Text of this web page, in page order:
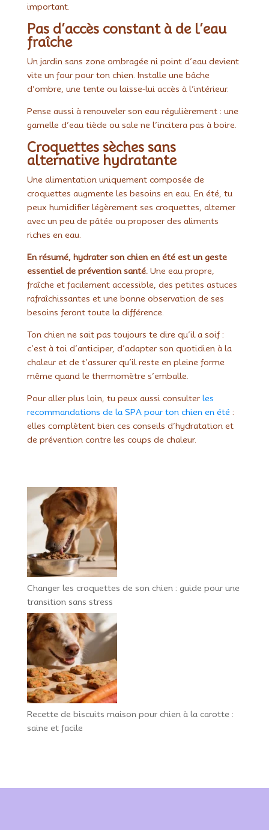
important.
Pas d’accès constant à de l’eau
fraîche
Un jardin sans zone ombragée ni point d’eau devient
vite un four pour ton chien. Installe une bâche
d’ombre, une tente ou laisse-lui accès à l’intérieur.
Pense aussi à renouveler son eau régulièrement : une
gamelle d’eau tiède ou sale ne l’incitera pas à boire.
Croquettes sèches sans
alternative hydratante
Une alimentation uniquement composée de
croquettes augmente les besoins en eau. En été, tu
peux humidifier légèrement ses croquettes, alterner
avec un peu de pâtée ou proposer des aliments
riches en eau.
En résumé, hydrater son chien en été est un geste
essentiel de prévention santé.Une eau propre,
fraîche et facilement accessible, des petites astuces
rafraîchissantes et une bonne observation de ses
besoins feront toute la différence.
Ton chien ne sait pas toujours te dire qu’il a soif :
c’est à toi d’anticiper, d’adapter son quotidien à la
chaleur et de t’assurer qu’il reste en pleine forme
même quand le thermomètre s’emballe.
Pour aller plus loin, tu peux aussi consulter les
recommandations de la SPA pour ton chien en été :
elles complètent bien ces conseils d’hydratation et
de prévention contre les coups de chaleur.
Changer les croquettes de son chien : guide pour une
transition sans stress
Recette de biscuits maison pour chien à la carotte :
saine et facile